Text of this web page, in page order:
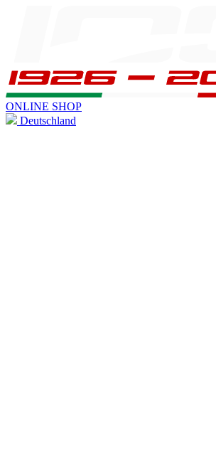
ONLINE SHOP
Deutschland